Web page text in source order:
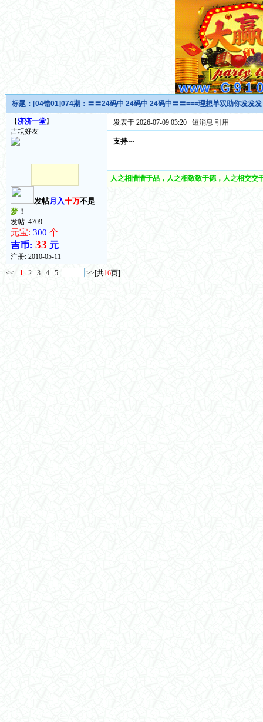
标题： [04错01]074期：〓〓24码中 24码中 24码中〓〓===理想单双助你发发发
【济济一堂】
吉坛好友
发帖月入十万不是
梦！
发帖: 4709
元宝: 300 个
吉币: 33 元
注册: 2010-05-11
发表于 2026-07-09 03:20 短消息 引用
支持~~
人之相惜惜于品，人之相敬敬于德，人之相交
<< 1 2 3 4 5 >>[共16页]